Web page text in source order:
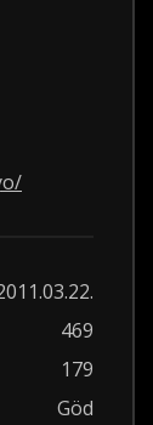
469
179
Göd